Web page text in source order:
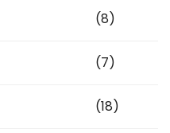
(8)
(7)
(18)